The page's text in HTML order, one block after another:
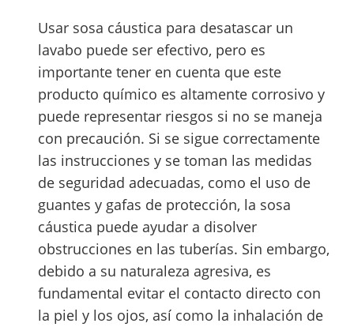
Usar sosa cáustica para desatascar un
lavabo puede ser efectivo, pero es
importante tener en cuenta que este
producto químico es altamente corrosivo y
puede representar riesgos si no se maneja
con precaución. Si se sigue correctamente
las instrucciones y se toman las medidas
de seguridad adecuadas, como el uso de
guantes y gafas de protección, la sosa
cáustica puede ayudar a disolver
obstrucciones en las tuberías. Sin embargo,
debido a su naturaleza agresiva, es
fundamental evitar el contacto directo con
la piel y los ojos, así como la inhalación de